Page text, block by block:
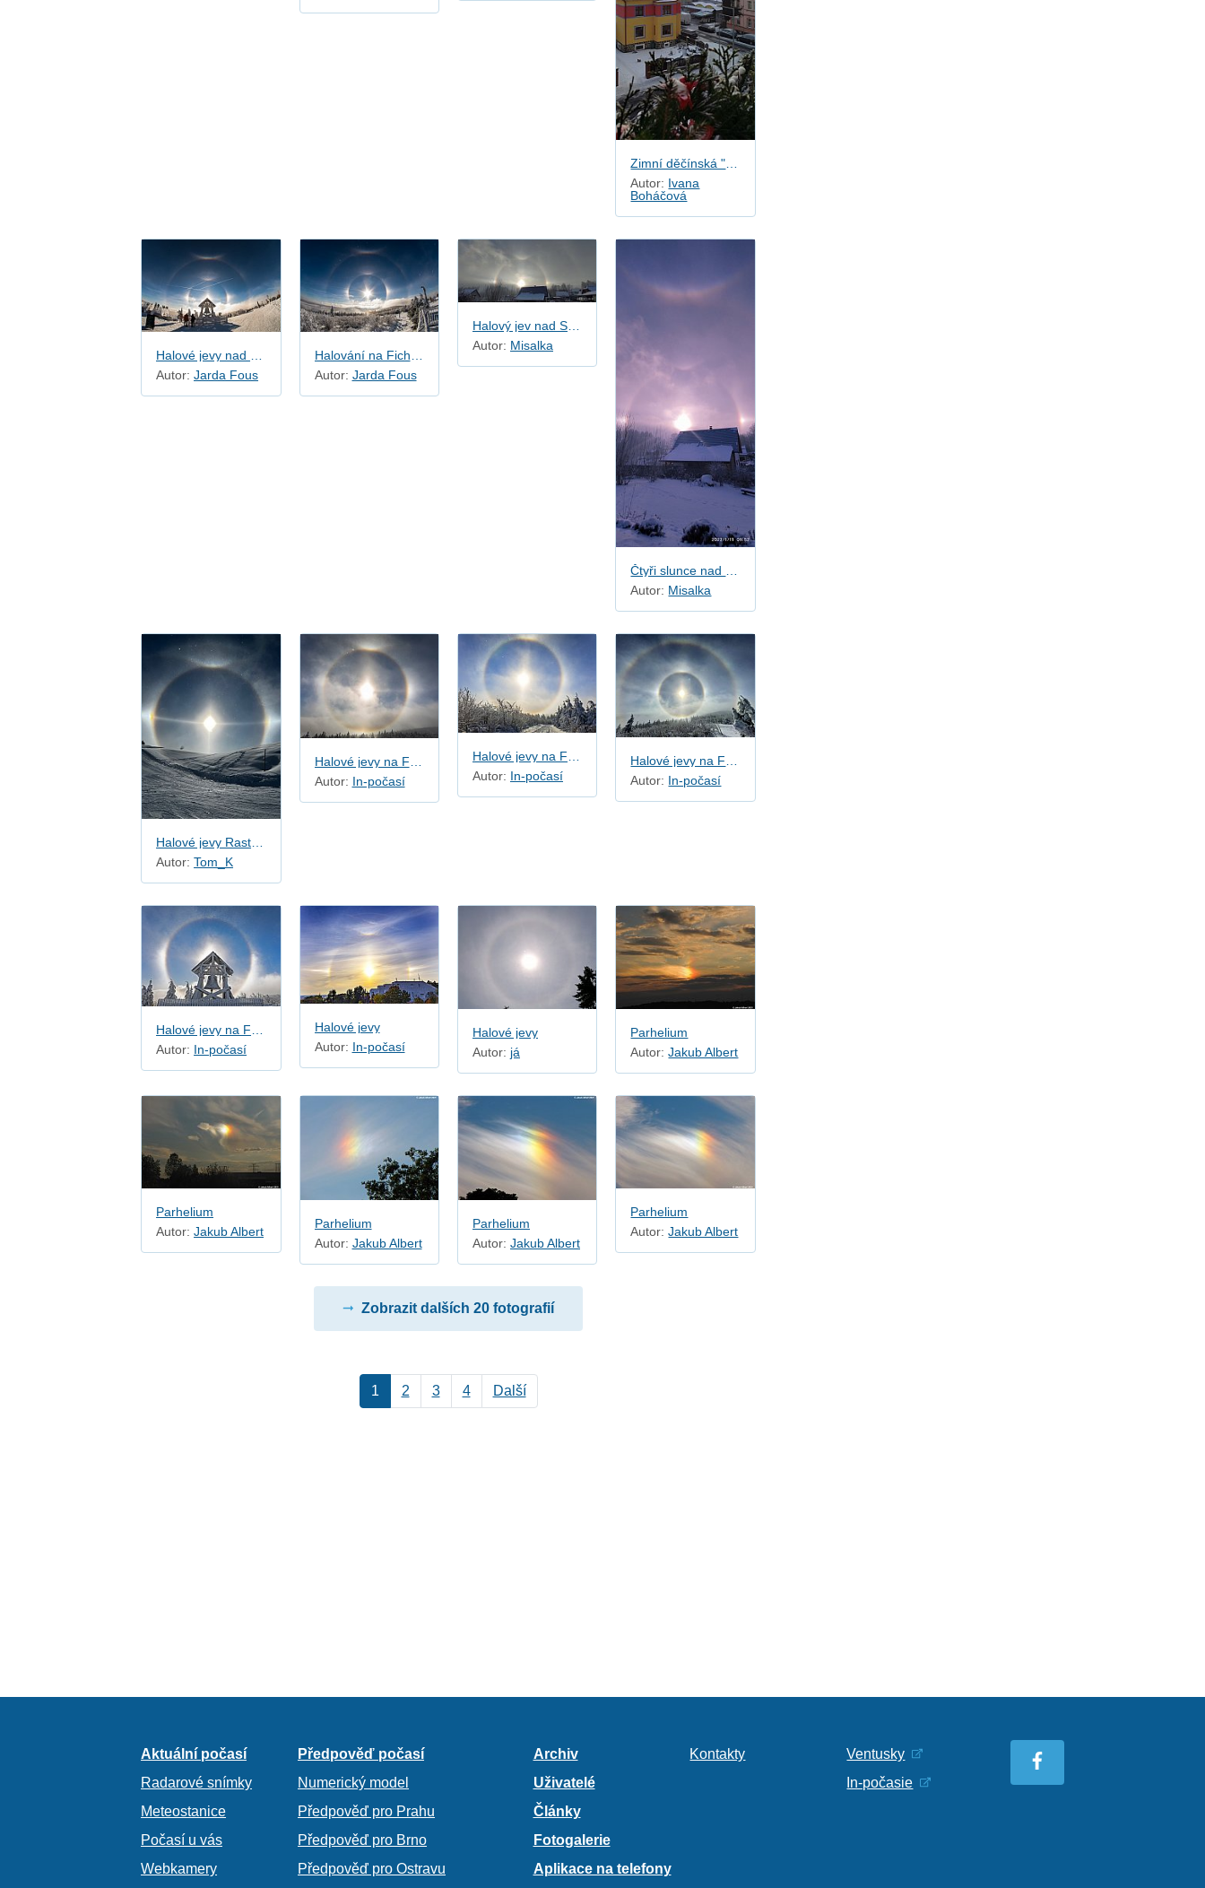
Autor: Ivana
Boháčová
Autor:Jarda Fous
Autor: Jarda Fous
Autor: Misalka
Autor: Misalka
Autor:Tom_K
Halové jevy na Fichtelbergu
Autor: In-počasí
Halové jevy na Fichtelbergu
Autor: In-počasí
Halové jevy na Fichtelbergu
Autor: In-počasí
Autor: In-počasí
Halové jevy
Autor: In-počasí
Halové jevy
Autor: já
Parhelium
Autor:Jakub Albert
Parhelium
Autor:Jakub Albert
Parhelium
Autor: Jakub Albert
Parhelium
Autor: Jakub Albert
Parhelium
Autor:Jakub Albert
Zobrazit dalších 20 fotografií
1 2 3 4 Další
Aktuální počasí
Radarové snímky
Meteostanice
Počasí u vás
Webkamery
Předpověď počasí
Numerický model
Předpověď pro Prahu
Předpověď pro Brno
Předpověď pro Ostravu
Archiv
Uživatelé
Články
Fotogalerie
Aplikace na telefony
Kontakty
Ventusky
In-počasie